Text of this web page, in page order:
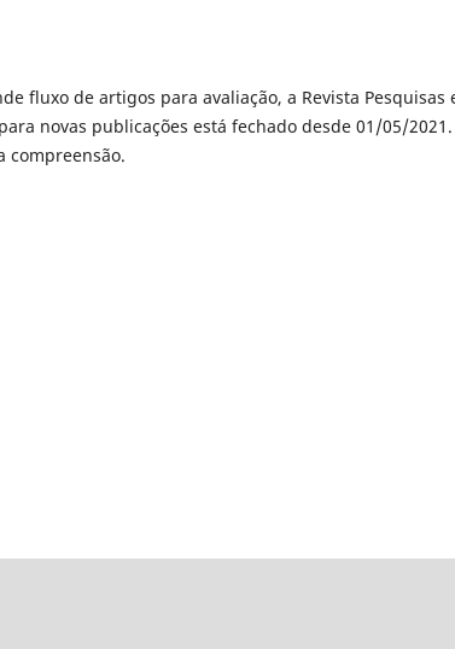
fluxo de artigos para avaliação, a Revista
novas publicações está fechado desde 01/05/
compreensão.